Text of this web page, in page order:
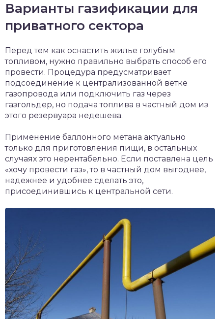
Варианты газификации для
приватного сектора
Перед тем как оснастить жилье голубым
топливом, нужно правильно выбрать способ его
провести. Процедура предусматривает
подсоединение к централизованной ветке
газопровода или подключить газ через
газгольдер, но подача топлива в частный дом из
этого резервуара недешева.
Применение баллонного метана актуально
только для приготовления пищи, в остальных
случаях это нерентабельно. Если поставлена цель
«хочу провести газ», то в частный дом выгоднее,
надежнее и удобнее сделать это,
присоединившись к центральной сети.